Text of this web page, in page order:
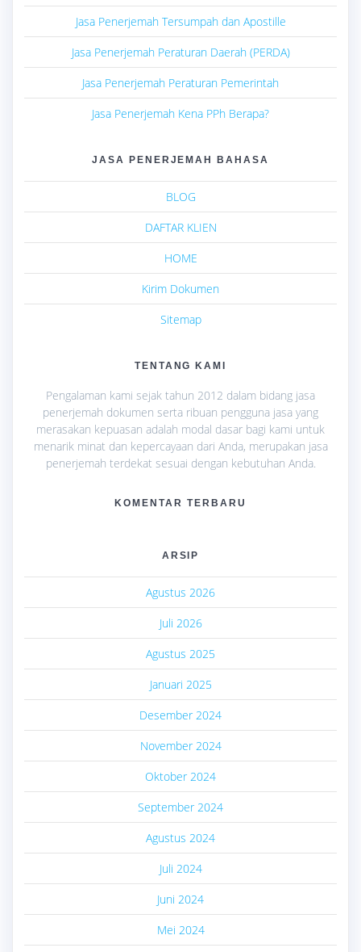
Jasa Penerjemah Tersumpah dan Apostille
Jasa Penerjemah Peraturan Daerah (PERDA)
Jasa Penerjemah Peraturan Pemerintah
Jasa Penerjemah Kena PPh Berapa?
JASA PENERJEMAH BAHASA
BLOG
DAFTAR KLIEN
HOME
Kirim Dokumen
Sitemap
TENTANG KAMI
Pengalaman kami sejak tahun 2012 dalam bidang jasa
penerjemah dokumen serta ribuan pengguna jasa yang
merasakan kepuasan adalah modal dasar bagi kami untuk
menarik minat dan kepercayaan dari Anda, merupakan jasa
penerjemah terdekat sesuai dengan kebutuhan Anda.
KOMENTAR TERBARU
ARSIP
Agustus 2026
Juli 2026
Agustus 2025
Januari 2025
Desember 2024
November 2024
Oktober 2024
September 2024
Agustus 2024
Juli 2024
Juni 2024
Mei 2024